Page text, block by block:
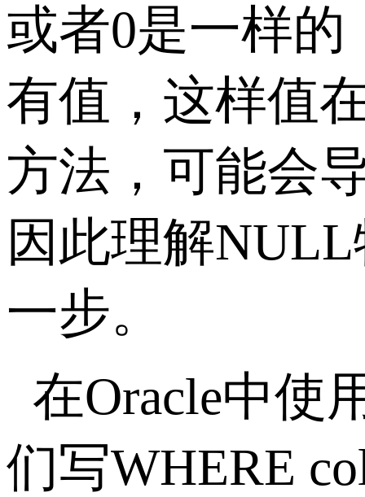
或者0是一样的
有值，这样值
方法，可能会
因此理解NULL
一步。
在Oracle中使
们写WHERE